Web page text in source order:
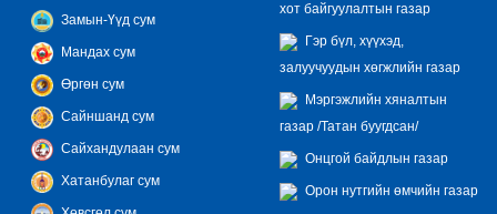
Замын-Үүд сум
Мандах сум
Өргөн сум
Сайншанд сум
Сайхандулаан сум
Хатанбулаг сум
хот байгуулалтын газар
Гэр бүл, хүүхэд,
залуучуудын хөгжлийн газар
Мэргэжлийн хяналтын
газар /Татан буугдсан/
Онцгой байдлын газар
Орон нутгийн өмчийн газар